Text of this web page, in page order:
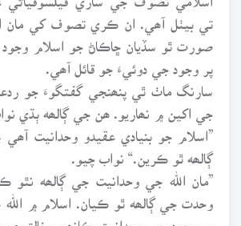
تي بيٺل آھي. ان ڪري تصوف کي مان
صورت ٿو سڏيان ڇاڪاڻ جو اسلام
پر وجود جي دوئيءَ جو قائل آھي.
سارنگ ماٺ ٿي پنھنجي گفتگوءَ جو
جي اکين ۾ نھاريو. ھن جي ڳالھه ٻڌي
”اسلام جو بنيادي عقيدو وحدانيت
ڳالھه ٿو ڪرين.“ نواب چيو.
”مان الله جي وحدانيت جي ڳالھه نٿو
وحدت جي ڳالھه ٿو ڪيان. اسلام ۾ الله
پر وجود جي وحدانيت ڪانھي. خالق ۽